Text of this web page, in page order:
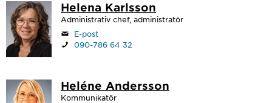
Helena Karlsson
Administrativ chef, administratör
E-post
090-786 64 32
Heléne Andersson
Kommunikatör